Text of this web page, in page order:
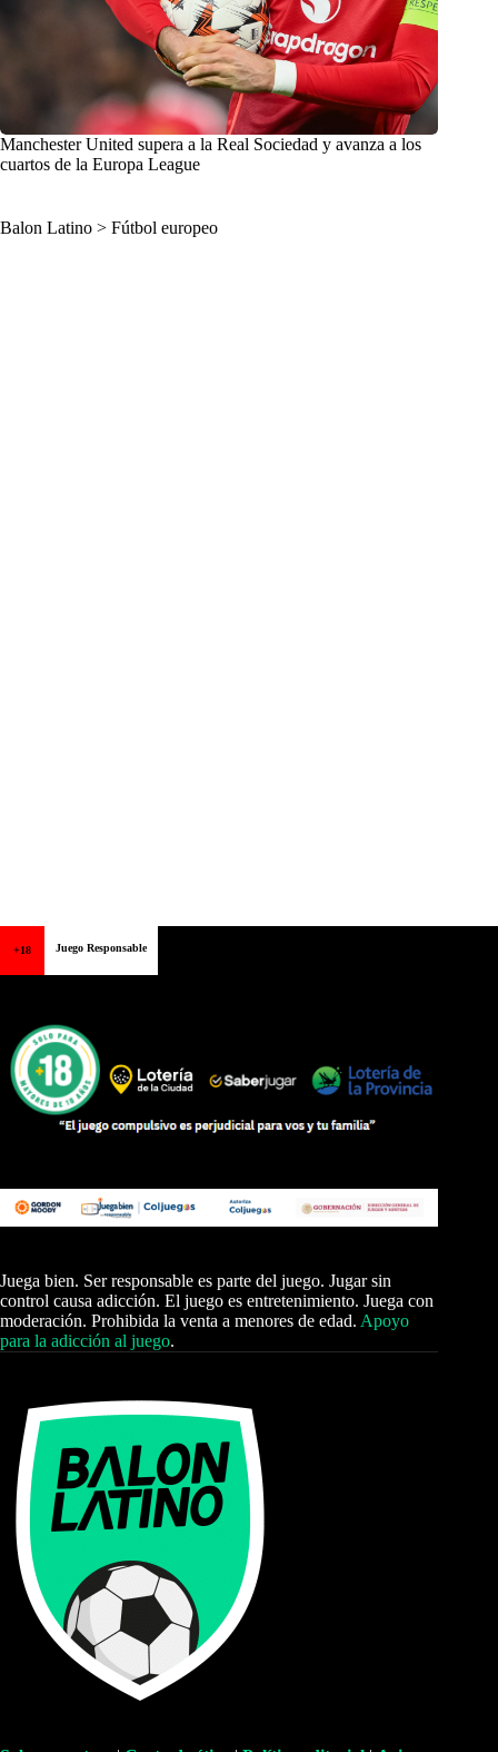
Manchester United supera a la Real Sociedad y avanza a los
cuartos de la Europa League
Balon Latino > Fútbol europeo
+18 Juego Responsable
Juega bien. Ser responsable es parte del juego. Jugar sin
control causa adicción. El juego es entretenimiento. Juega con
moderación. Prohibida la venta a menores de edad. Apoyo
para la adicción al juego.